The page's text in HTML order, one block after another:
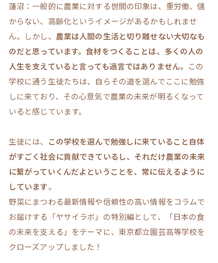
蓮沼：一般的に農業に対する世間の印象は、重労働、儲
からない、高齢化というイメージがあるかもしれませ
ん。しかし、 農業は人間の生活と切り離せない大切なも
のだと思っています。食材をつくることは、多くの人の
人生を支えていると言っても過言ではありません。 この
学校に通う生徒たちは、自らその道を選んでここに勉強
しに来ており、その心意気で農業の未来が明るくなって
いると感じています。
生徒には、
この学校を選んで勉強しに来ていること自体
がすごく社会に貢献できているし、それだけ農業の未来
に繋がっていくんだよということを、常に伝えるように
しています。
野菜にまつわる最新情報や信頼性の高い情報をコラムで
お届けする「ヤサイラボ」の特別編として、「日本の食
の未来を支える」をテーマに、東京都立園芸高等学校を
クローズアップしました！